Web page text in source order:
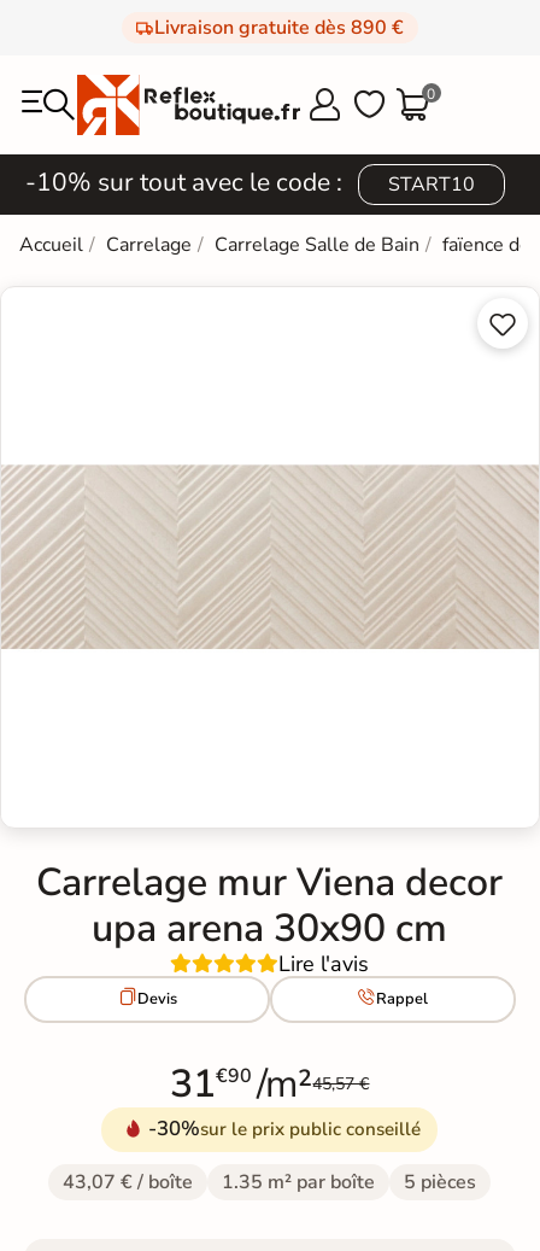
Livraison gratuite dès 890 €
  0
-10% sur tout avec le code : START10
Accueil Carrelage Carrelage Salle de Bain faïence


Carrelage mur Viena decor
upa arena 30x90 cm
Lire l'avis
Devis Rappel
31€90 /m²45,57 €
-30%sur le prix public conseillé
43,07 € / boîte 1.35 m² par boîte 5 pièces